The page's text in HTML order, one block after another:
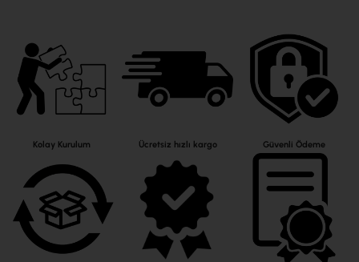
Kolay Kurulum Ücretsiz hızlı kargo Güvenli Ödeme